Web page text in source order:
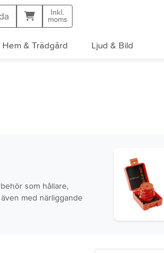
Kundvagn
Inkl.
moms
Hem & Trädgård Ljud & Bild
som hållare,
med närliggande